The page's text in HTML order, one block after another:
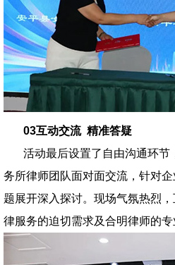
03互动交流 精准答疑
活动最后设置了自由沟通环
务所律师团队面对面交流，针对
题展开深入探讨。现场气氛热烈
律服务的迫切需求及合明律师的专